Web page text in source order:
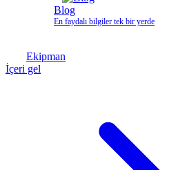
Blog
En faydalı bilgiler tek bir yerde
Ekipman
İçeri gel